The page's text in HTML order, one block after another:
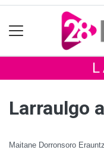
Larraulgo
Maitane Dorronsoro